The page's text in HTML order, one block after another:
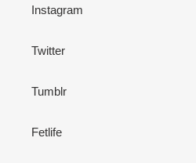
Instagram
Twitter
Tumblr
Fetlife